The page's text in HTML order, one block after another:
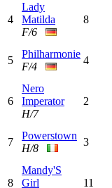
4
Lady
Matilda
F/6
8
5
Philharmonie
F/4
4
6
Nero
Imperator
H/7
2
7
Powerstown
H/8
3
8
Mandy'S
Girl
11